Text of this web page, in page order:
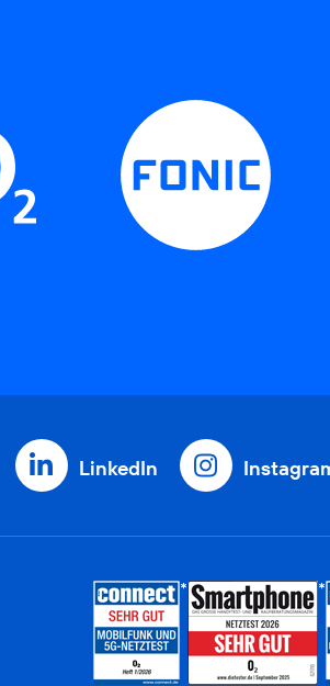
LinkedIn